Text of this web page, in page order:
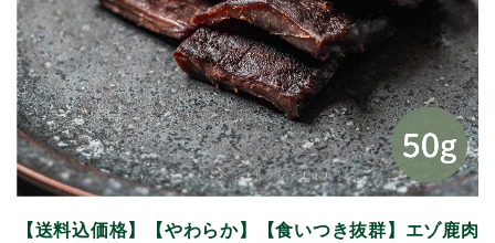
【送料込価格】【やわらか】【食いつき抜群】エゾ鹿肉